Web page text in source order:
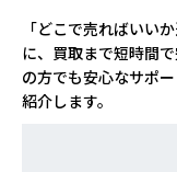
「どこで売ればいい
に、買取まで短時間
の方でも安心なサポ
紹介します。